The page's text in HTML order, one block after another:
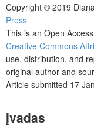
Copyright © 2019
Press
This is an Open
Creative Commons
use, distribution, and
original author and
Article submitted 17
Įvadas